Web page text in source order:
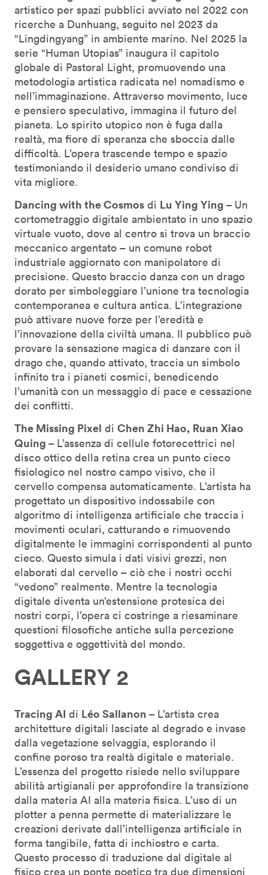
artistico per spazi pubblici avviato nel 2022 con
ricerche a Dunhuang, seguito nel 2023 da
“Lingdingyang” in ambiente marino. Nel 2025 la
serie “Human Utopias” inaugura il capitolo
globale di Pastoral Light, promuovendo una
metodologia artistica radicata nel nomadismo e
nell’immaginazione. Attraverso movimento, luce
e pensiero speculativo, immagina il futuro del
pianeta. Lo spirito utopico non è fuga dalla
realtà, ma fiore di speranza che sboccia dalle
difficoltà. L’opera trascende tempo e spazio
testimoniando il desiderio umano condiviso di
vita migliore.
Dancing with the Cosmos di Lu Ying Ying – Un
cortometraggio digitale ambientato in uno spazio
virtuale vuoto, dove al centro si trova un braccio
meccanico argentato – un comune robot
industriale aggiornato con manipolatore di
precisione. Questo braccio danza con un drago
dorato per simboleggiare l’unione tra tecnologia
contemporanea e cultura antica. L’integrazione
può attivare nuove forze per l’eredità e
l’innovazione della civiltà umana. Il pubblico può
provare la sensazione magica di danzare con il
drago che, quando attivato, traccia un simbolo
infinito tra i pianeti cosmici, benedicendo
l’umanità con un messaggio di pace e cessazione
dei conflitti.
The Missing Pixel di Chen Zhi Hao, Ruan Xiao
Quing – L’assenza di cellule fotorecettrici nel
disco ottico della retina crea un punto cieco
fisiologico nel nostro campo visivo, che il
cervello compensa automaticamente. L’artista ha
progettato un dispositivo indossabile con
algoritmo di intelligenza artificiale che traccia i
movimenti oculari, catturando e rimuovendo
digitalmente le immagini corrispondenti al punto
cieco. Questo simula i dati visivi grezzi, non
elaborati dal cervello – ciò che i nostri occhi
“vedono” realmente. Mentre la tecnologia
digitale diventa un’estensione protesica dei
nostri corpi, l’opera ci costringe a riesaminare
questioni filosofiche antiche sulla percezione
soggettiva e oggettività del mondo.
GALLERY 2
Tracing AI di Léo Sallanon – L’artista crea
architetture digitali lasciate al degrado e invase
dalla vegetazione selvaggia, esplorando il
confine poroso tra realtà digitale e materiale.
L’essenza del progetto risiede nello sviluppare
abilità artigianali per approfondire la transizione
dalla materia AI alla materia fisica. L’uso di un
plotter a penna permette di materializzare le
creazioni derivate dall’intelligenza artificiale in
forma tangibile, fatta di inchiostro e carta.
Questo processo di traduzione dal digitale al
fisico crea un ponte poetico tra due dimensioni